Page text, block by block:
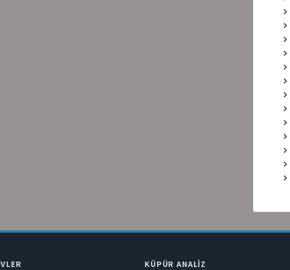
KÜPÜR ANALIZ